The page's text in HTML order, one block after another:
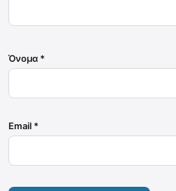
Όνομα *
Email *